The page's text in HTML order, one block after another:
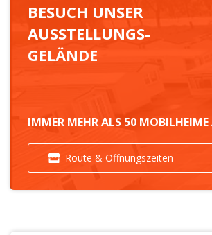
BESUCH UNSER
AUSSTELLUNGS-
GELÄNDE
IMMER MEHR ALS 50 MOBILHEIME
Route & Öffnungszeiten